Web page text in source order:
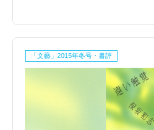
「文藝」2015年冬号・書評